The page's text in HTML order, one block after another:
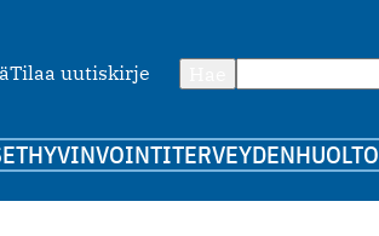
Tilaa uutiskirje
HYVINVOINTITERVEYDENHUOLTO